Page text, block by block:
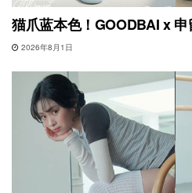
猫爪蓝本色！GOODBAI x
2026年8月1日